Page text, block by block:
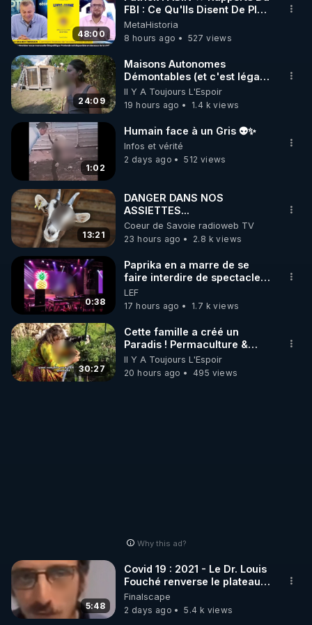
🌱 INSTAGRAM
https://www.instagram.com/rdlr_thierrycasasnovas/
http://rgnr.li/instagram
🌱 LA NEWSLETTER
Pour ne pas rater l’actualité RGNR (stages,
http://rgnr.li/news
🌱 VIDÉOS NON CENSURÉES SUR ODYSEE
Toutes les vidéos Youtube sont aussi sur la
http://rgnr.li/odysee
🌱 LES STAGES EN PRÉSENTIEL
http://rgnr.li/stages
_________
LES CODES PROMO DES PARTENAIRES
▶ 10 % de réduction sur les extracteurs de la
marque SANA :
Rendez-vous sur
http://rgnr.li/lechoubrave
code : REGENERE10
48:00
FBI : Ce Qu'Ils Disent De Plus
Grave Sur Hitler
MetaHistoria
8 hours ago
527 views
24:09
Maisons Autonomes
Démontables (et c'est légal).
Visite éco village en
Bretagne
Il Y A Toujours L'Espoir
19 hours ago
1.4 k views
1:02
Humain face à un Gris 👽✨
Infos et vérité
2 days ago
512 views
13:21
DANGER DANS NOS
ASSIETTES...
Coeur de Savoie radioweb TV
23 hours ago
2.8 k views
0:38
Paprika en a marre de se
faire interdire de spectacle.
Elle décide donc de devenir
DJ !
LEF
17 hours ago
1.7 k views
30:27
Cette famille a créé un
Paradis ! Permaculture &
Autonomie
Il Y A Toujours L'Espoir
20 hours ago
495 views
Why this ad?
5:48
Covid 19 : 2021 - Le Dr. Louis
Fouché renverse le plateau
de CNews !
Finalscape
2 days ago
5.4 k views